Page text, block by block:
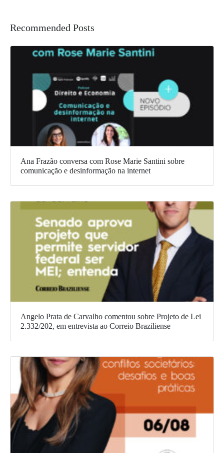
Recommended Posts
Ana Frazão conversa com Rose Marie Santini sobre
comunicação e desinformação na internet
Angelo Prata de Carvalho comentou sobre Projeto de Lei
2.332/202, em entrevista ao Correio Braziliense